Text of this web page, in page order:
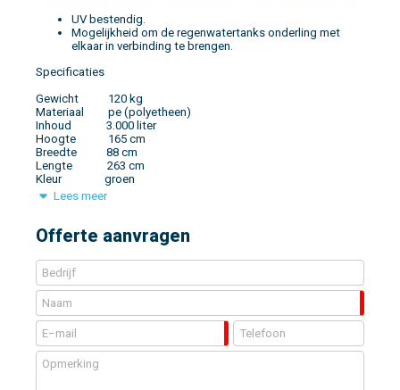
UV bestendig.
Mogelijkheid om de regenwatertanks onderling met
elkaar in verbinding te brengen.
Specificaties
Gewicht 120 kg
Materiaal pe (polyetheen)
Inhoud 3.000 liter
Hoogte 165 cm
Breedte 88 cm
Lengte 263 cm
Kleur groen
Lees meer
Offerte aanvragen